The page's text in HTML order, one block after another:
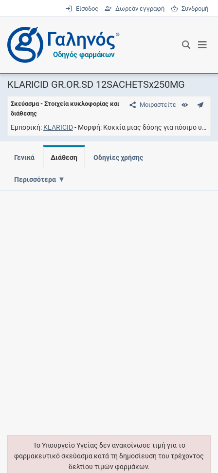
Είσοδος Δωρεάν εγγραφή Συνδρομή
®
Οδηγός φαρμάκων
KLARICID GR.OR.SD 12SACHETSx250MG
Μοιραστείτε
Σκεύασμα - Στοιχεία κυκλοφορίας και
διάθεσης
Εμπορική KLARICID Μορφή Kοκκία μιας δόσης για πόσιμο υγρό
Γενικά Διάθεση Οδηγίες χρήσης
Περισσότερα
Το Υπουργείο Υγείας δεν ανακοίνωσε τιμή για το
φαρμακευτικό σκεύασμα κατά τη δημοσίευση του τρέχοντος
δελτίου τιμών φαρμάκων.